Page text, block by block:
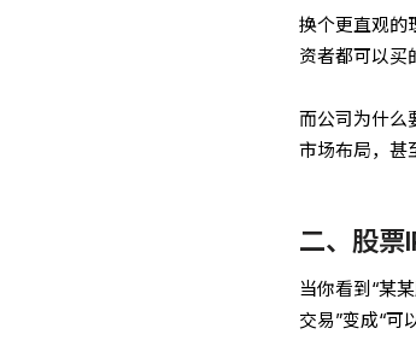
换个更直观的
资者都可以买
而公司为什么
市场布局，甚
二、股票
当你看到“某
交易”变成“可